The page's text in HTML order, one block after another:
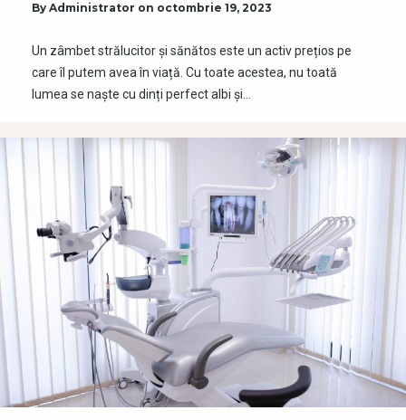
By Administrator on octombrie 19, 2023
Un zâmbet strălucitor și sănătos este un activ prețios pe
care îl putem avea în viață. Cu toate acestea, nu toată
lumea se naște cu dinți perfect albi și…